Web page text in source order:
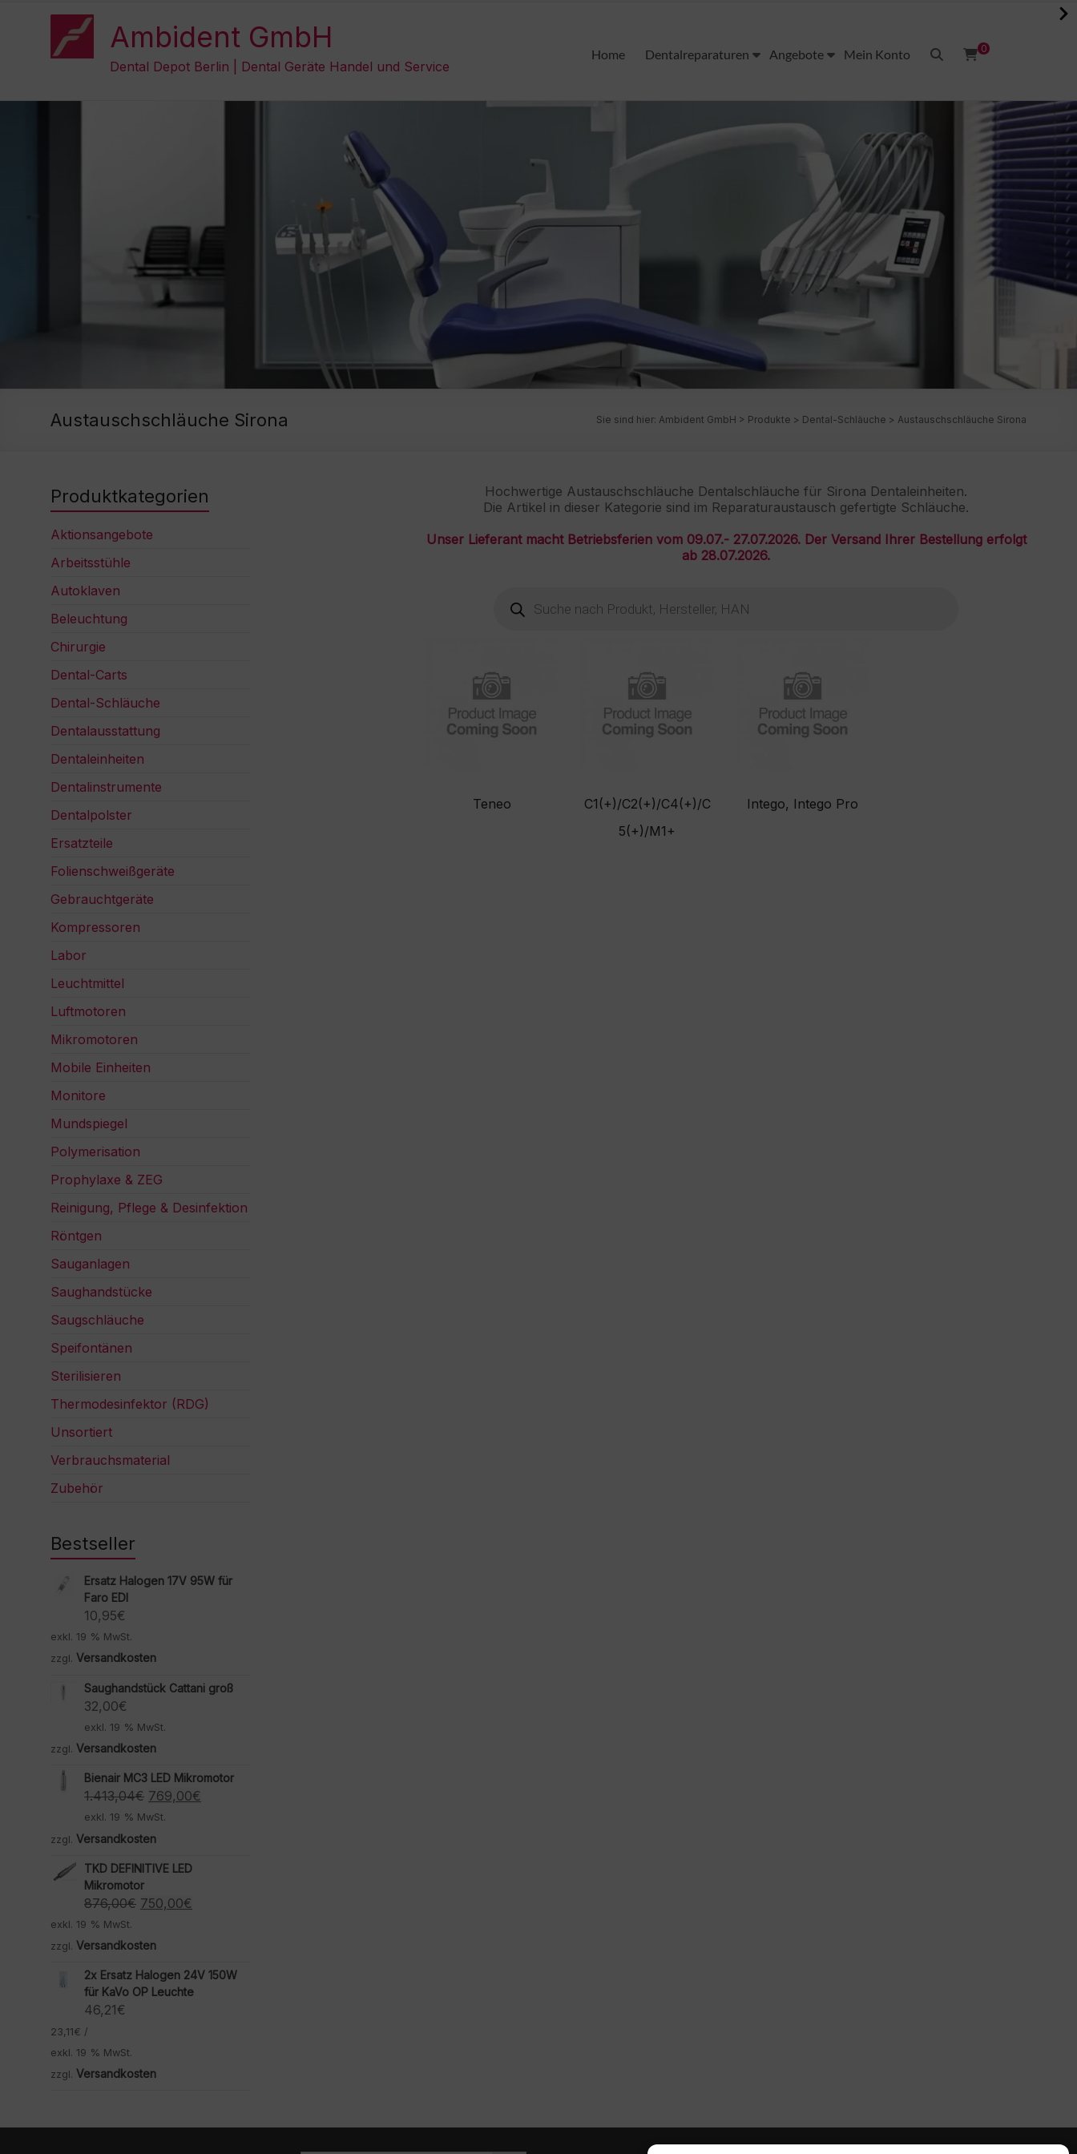
Ambident GmbH
Dental Depot Berlin | Dental Geräte Handel und Service
0
Home Dentalreparaturen Angebote Mein Konto
Austauschschläuche Sirona Sie sind hier: Ambident GmbH > Produkte > Dental-Schläuche > Austauschschläuche Sirona
Hochwertige Austauschschläuche Dentalschläuche für Sirona Dentaleinheiten.
Die Artikel in dieser Kategorie sind im Reparaturaustausch gefertigte Schläuche.
Unser Lieferant macht Betriebsferien vom 09.07.- 27.07.2026. Der Versand Ihrer Bestellung erfolgt
ab 28.07.2026.
search
Teneo
C1(+)/C2(+)/C4(+)/C
5(+)/M1+
Intego, Intego Pro
Produktkategorien
Aktionsangebote
Arbeitsstühle
Autoklaven
Beleuchtung
Chirurgie
Dental-Carts
Dental-Schläuche
Dentalausstattung
Dentaleinheiten
Dentalinstrumente
Dentalpolster
Ersatzteile
Folienschweißgeräte
Gebrauchtgeräte
Kompressoren
Labor
Leuchtmittel
Luftmotoren
Mikromotoren
Mobile Einheiten
Monitore
Mundspiegel
Polymerisation
Prophylaxe & ZEG
Reinigung, Pflege & Desinfektion
Röntgen
Sauganlagen
Saughandstücke
Saugschläuche
Speifontänen
Sterilisieren
Thermodesinfektor (RDG)
Unsortiert
Verbrauchsmaterial
Zubehör
Bestseller
Ersatz Halogen 17V 95W für
Faro EDI
10,95€
exkl. 19 % MwSt.
zzgl. Versandkosten
Saughandstück Cattani groß
32,00€
exkl. 19 % MwSt.
zzgl. Versandkosten
Bienair MC3 LED Mikromotor
1.413,04€ Ursprünglicher
Preis
war:
769,00€
exkl. 19 % MwSt.
zzgl. Versandkosten
TKD DEFINITIVE LED
Mikromotor
876,00€ Ursprünglicher
war:
750,00€
exkl. 19 % MwSt.
zzgl. Versandkosten
2x Ersatz Halogen 24V 150W
für KaVo OP Leuchte
46,21€
23,11€ /
exkl. 19 % MwSt.
zzgl. Versandkosten